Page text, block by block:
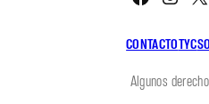
CONTACTOTYC
Algunos